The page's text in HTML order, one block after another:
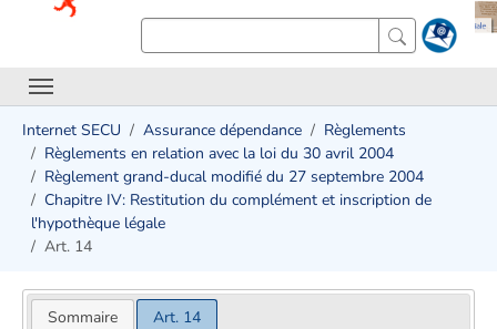
Internet SECU Assurance dépendance
Règlements
Règlements en relation avec la loi du 30 avril 2004
Règlement grand-ducal modifié du 27 septembre 2004
Chapitre IV: Restitution du complément et inscription de
l'hypothèque légale
Art. 14
Sommaire Art. 14